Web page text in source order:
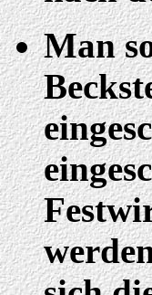
Man